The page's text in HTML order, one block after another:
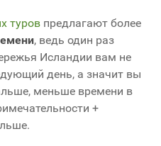
туров предлагают более
, ведь один раз
Исландии вам не
день, а значит вы
меньше времени в
+